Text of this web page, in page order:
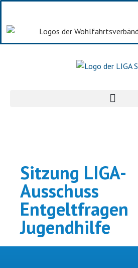
Sitzung LIGA-
Ausschuss
Entgeltfragen
Jugendhilfe